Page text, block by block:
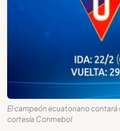
El campeón ecuatoriano contará
cortesía Conmebol